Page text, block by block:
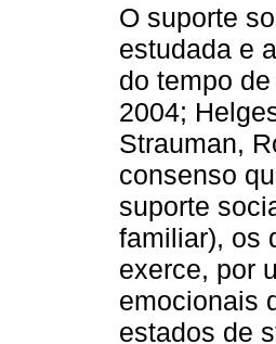
O suporte
estudada e
do tempo
2004;
Strauman,
consenso
suporte
familiar), os
exerce, por
emocionais
estados de